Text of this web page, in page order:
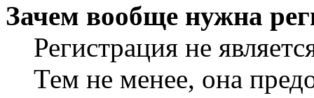
Зачем вообще нужна
Регистрация не
Тем не менее, она